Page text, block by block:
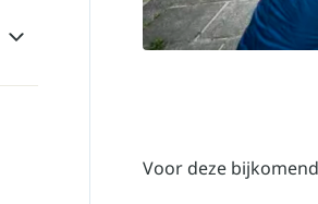
Voor deze